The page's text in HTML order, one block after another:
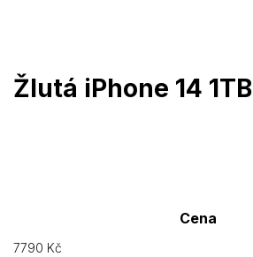
Žlutá iPhone 14 1TB
Cena
7790 Kč